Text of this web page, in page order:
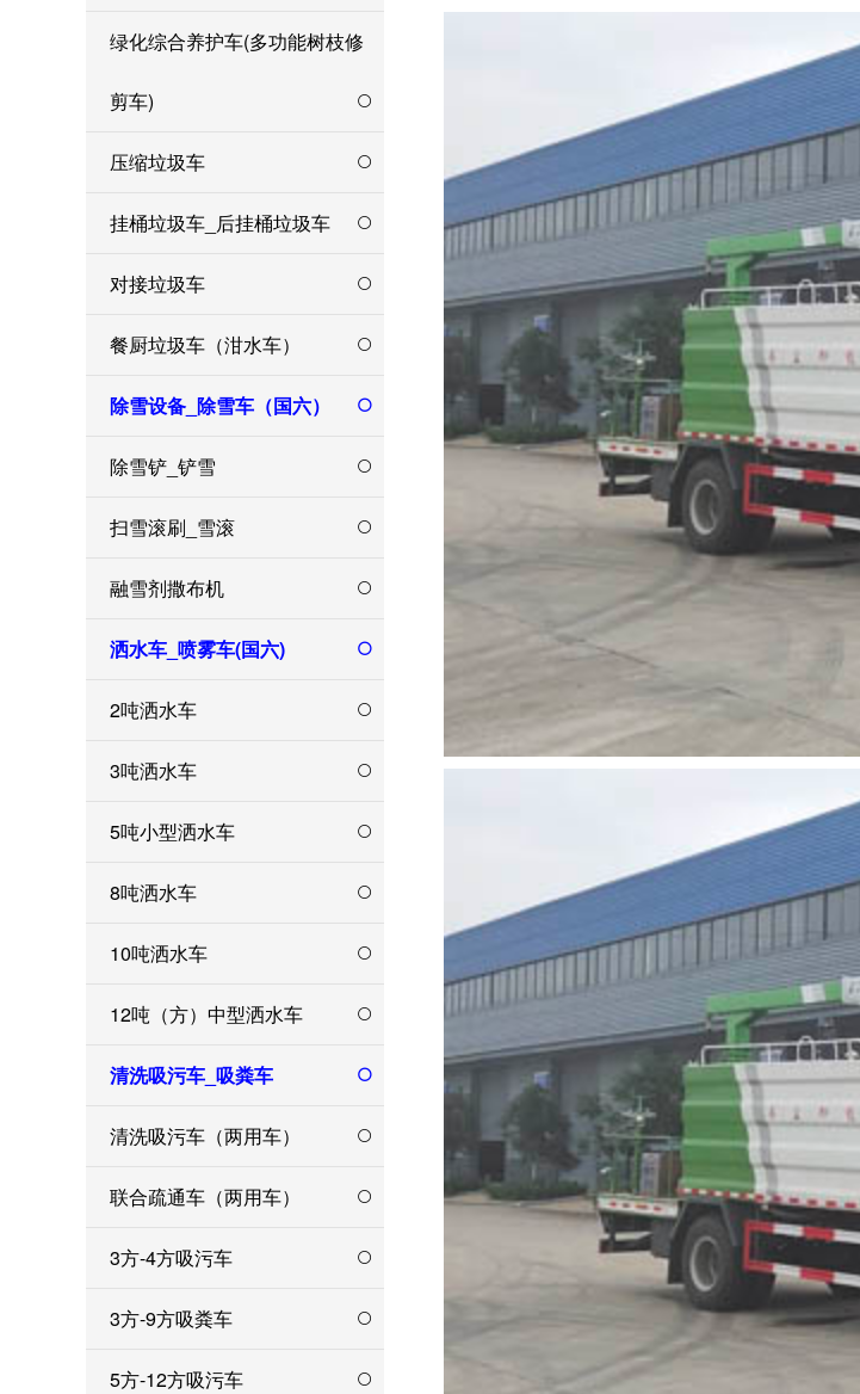
绿化综合养护车(多功能树枝修
剪车)
压缩垃圾车
挂桶垃圾车_后挂桶垃圾车
对接垃圾车
餐厨垃圾车（泔水车）
除雪设备_除雪车（国六）
除雪铲_铲雪
扫雪滚刷_雪滚
融雪剂撒布机
洒水车_喷雾车(国六)
2吨洒水车
3吨洒水车
5吨小型洒水车
8吨洒水车
10吨洒水车
12吨（方）中型洒水车
清洗吸污车_吸粪车
清洗吸污车（两用车）
联合疏通车（两用车）
3方-4方吸污车
3方-9方吸粪车
5方-12方吸污车